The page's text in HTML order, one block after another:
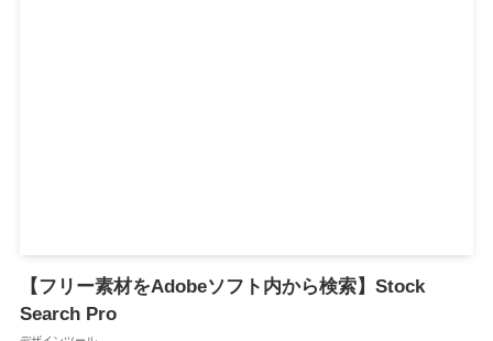
【フリー素材をAdobeソフト内から検索】Stock
Search Pro